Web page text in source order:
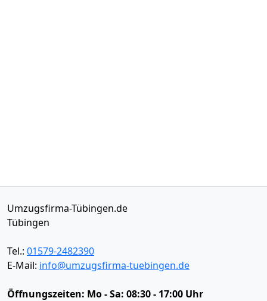
Umzugsfirma-Tübingen.de
Tübingen
Tel.: 01579-2482390
E-Mail: info@umzugsfirma-tuebingen.de
Öffnungszeiten: Mo - Sa: 08:30 - 17:00 Uhr